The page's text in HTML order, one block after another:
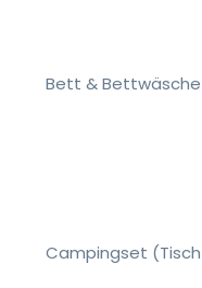
Bett & Bettwäsche
Campingset (Tisch